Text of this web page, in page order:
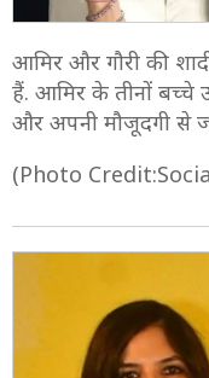
आमिर और गौरी की
हैं. आमिर के तीनों बच्चे
और अपनी मौजूदगी से
(Photo